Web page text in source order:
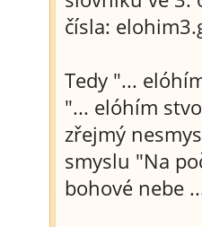
čísla:
Tedy "...
"... elóhím
zřejmý
smyslu "Na
bohové nebe